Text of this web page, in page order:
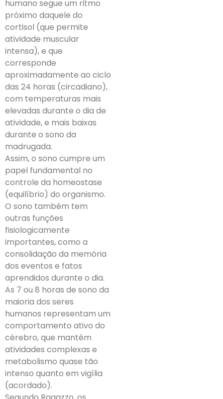
humano segue um ritmo
próximo daquele do
cortisol (que permite
atividade muscular
intensa), e que
corresponde
aproximadamente ao ciclo
das 24 horas (circadiano),
com temperaturas mais
elevadas durante o dia de
atividade, e mais baixas
durante o sono da
madrugada.
Assim, o sono cumpre um
papel fundamental no
controle da homeostase
(equilíbrio) do organismo.
O sono também tem
outras funções
fisiologicamente
importantes, como a
consolidação da memória
dos eventos e fatos
aprendidos durante o dia.
As 7 ou 8 horas de sono da
maioria dos seres
humanos representam um
comportamento ativo do
cérebro, que mantém
atividades complexas e
metabolismo quase tão
intenso quanto em vigília
(acordado).